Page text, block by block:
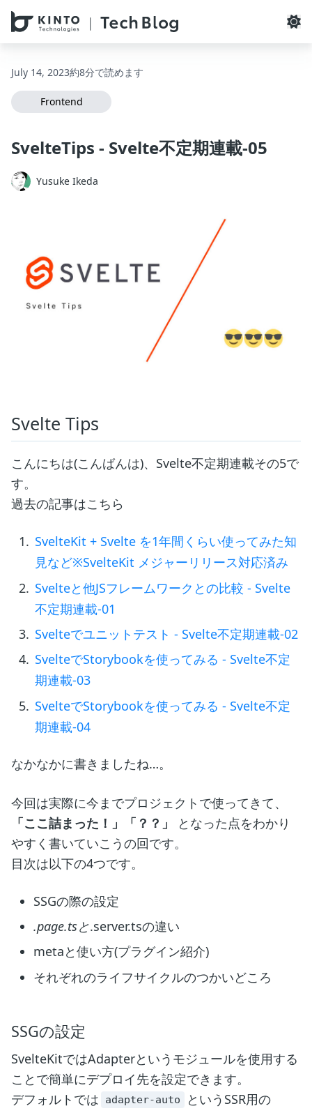
本文へスキップ / Skip to main content
July 14, 2023約8分で読めます
Frontend
SvelteTips - Svelte不定期連載-05
Yusuke Ikeda
Svelte Tips
こんにちは(こんばんは)、Svelte不定期連載その5で
す。
過去の記事はこちら
SvelteKit + Svelte を1年間くらい使ってみた知
見など※SvelteKit メジャーリリース対応済み
Svelteと他JSフレームワークとの比較 - Svelte
不定期連載-01
Svelteでユニットテスト - Svelte不定期連載-02
SvelteでStorybookを使ってみる - Svelte不定
期連載-03
SvelteでStorybookを使ってみる - Svelte不定
期連載-04
なかなかに書きましたね…。
今回は実際に今までプロジェクトで使ってきて、
「ここ詰まった！」「？？」
となった点をわかり
やすく書いていこうの回です。
目次は以下の4つです。
SSGの際の設定
.page.tsと.server.tsの違い
metaと使い方(プラグイン紹介)
それぞれのライフサイクルのつかいどころ
SSGの設定
SvelteKitではAdapterというモジュールを使用する
ことで簡単にデプロイ先を設定できます。
デフォルトでは
adapter-auto
というSSR用の